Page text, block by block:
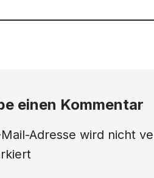
einen Kommentar
Mail-Adresse wird nicht